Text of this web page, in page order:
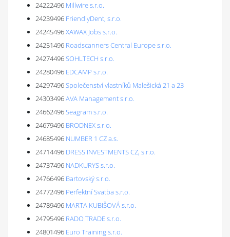
24222496 Millwire s.r.o.
24239496 FriendlyDent, s.r.o.
24245496XAWAX Jobs s.r.o.
24251496 Roadscanners Central Europe s.r.o.
24274496SOHLTECH s.r.o.
24280496 EDCAMP s.r.o.
24297496Společenství vlastníků Malešická 21 a 23
24303496AVA Management s.r.o.
24662496Seagram s.r.o.
24679496 BRODNEX s.r.o.
24685496 NUMBER 1 CZ a.s.
24714496 DRESS INVESTMENTS CZ, s.r.o.
24737496 NADKURYS s.r.o.
24766496 Bartovský s.r.o.
24772496 Perfektní Svatba s.r.o.
24789496 MARTA KUBIŠOVÁ s.r.o.
24795496 RADO TRADE s.r.o.
24801496 Euro Training s.r.o.